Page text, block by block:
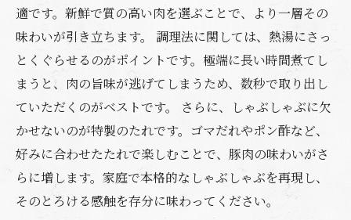
適です。新鮮で質の高い肉を選ぶことで、より一層その
味わいが引き立ちます。 調理法に関しては、熱湯にさっ
とくぐらせるのがポイントです。極端に長い時間煮てし
まうと、肉の旨味が逃げてしまうため、数秒で取り出し
ていただくのがベストです。 さらに、しゃぶしゃぶに欠
かせないのが特製のたれです。ゴマだれやポン酢など、
好みに合わせたたれで楽しむことで、豚肉の味わいがさ
らに増します。家庭で本格的なしゃぶしゃぶを再現し、
そのとろける感触を存分に味わってください。